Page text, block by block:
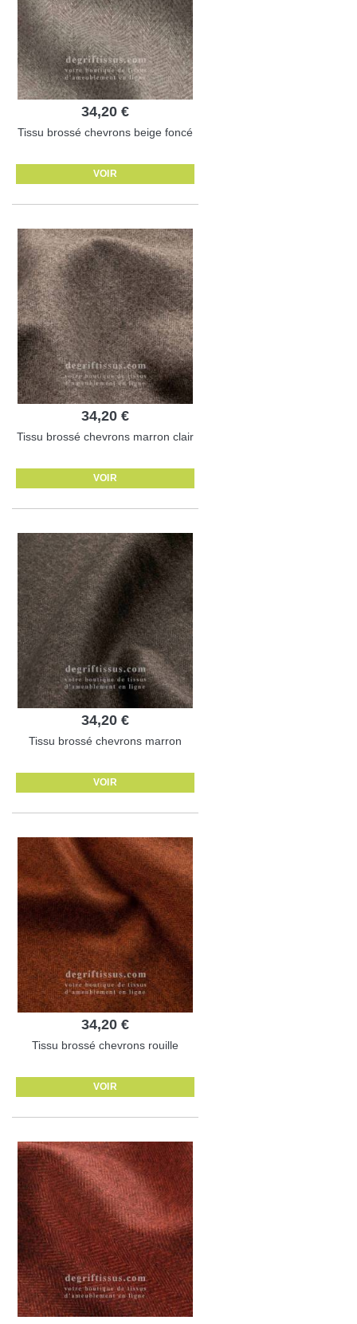
34,20 €
Tissu brossé chevrons beige foncé
VOIR
34,20 €
Tissu brossé chevrons marron clair
VOIR
34,20 €
Tissu brossé chevrons marron
VOIR
34,20 €
Tissu brossé chevrons rouille
VOIR